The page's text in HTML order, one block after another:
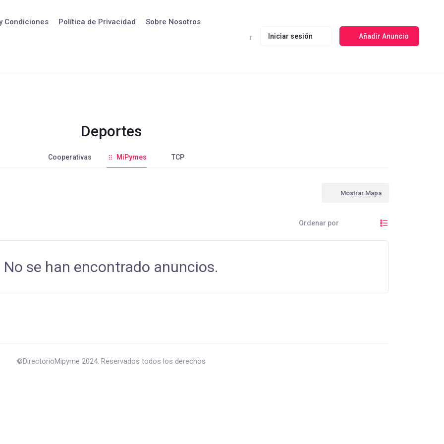
Condiciones Política de Privacidad Sobre Nosotros
Iniciar sesión Añadir Anuncio
Deportes
Cooperativas MiPymes TCP
Mostrar Mapa
Ordenar por
No se han encontrado anuncios.
©DirectorioMipyme 2024. Reservados todos los derechos